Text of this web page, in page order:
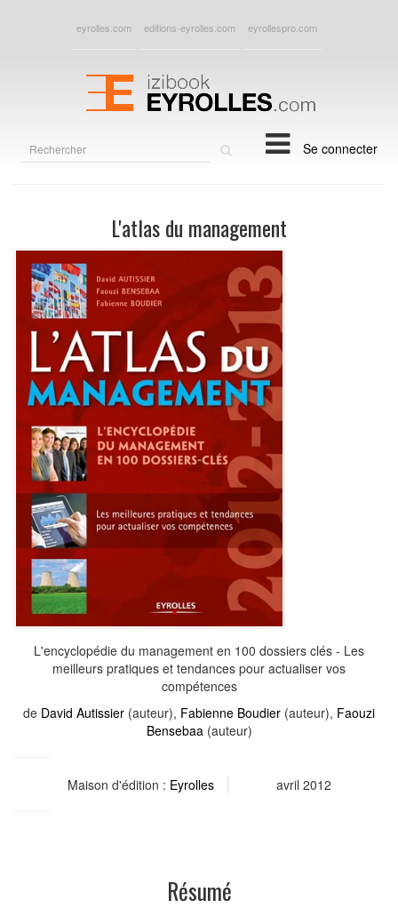
eyrolles.com editions-eyrolles.com eyrollespro.com
Se connecter
L'atlas du management
L'encyclopédie du management en 100 dossiers clés - Les
meilleurs pratiques et tendances pour actualiser vos
compétences
de David Autissier (auteur), Fabienne Boudier (auteur), Faouzi
Bensebaa (auteur)
Maison d'édition : Eyrolles avril 2012
Résumé